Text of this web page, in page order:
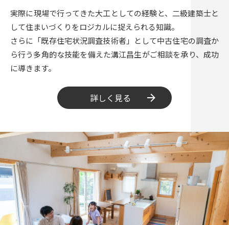
実際に現場で行ってきた大工としての経験と、二級建築士と
して住まいづくりをロジカルに捉えられる知識。
さらに「既存住宅状況調査技術者」として中古住宅の調査か
ら行う多角的な技能を備えた溝江昌生がご相談を承り、成功
に導きます。
詳しく見る